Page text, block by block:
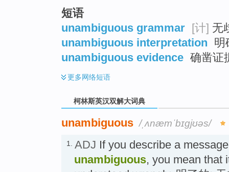
短语
unambiguous grammar [计] 无
unambiguous interpretation 明
unambiguous evidence 确凿证
更多网络短语
柯林斯英汉双解大词典
unambiguous /ˌʌnæmˈbɪɡjʊəs/
1. ADJ If you describe a
unambiguous, you mean that